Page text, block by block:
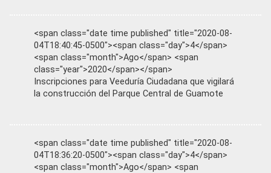
<span class="date time published" title="2020-08-
04T18:40:45-0500"><span class="day">4</span>
<span class="month">Ago</span> <span
class="year">2020</span></span>
Inscripciones para Veeduría Ciudadana que vigilará
la construcción del Parque Central de Guamote
<span class="date time published" title="2020-08-
04T18:36:20-0500"><span class="day">4</span>
<span class="month">Ago</span> <span